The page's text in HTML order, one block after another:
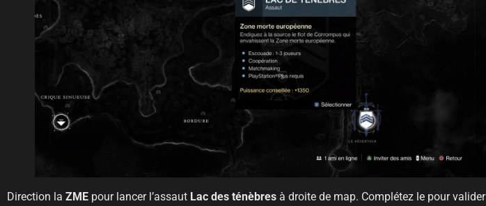
Direction la ZME pour lancer l’assaut Lac des ténèbres à droite de map. Complétez le pour valider